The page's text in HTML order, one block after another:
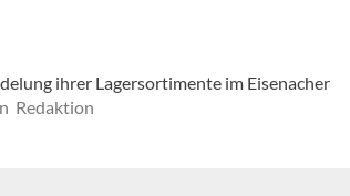
ihrer Lagersortimente im Eisenacher
Redaktion